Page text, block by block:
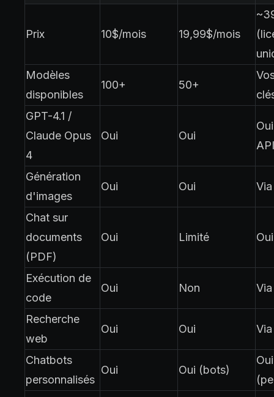
Prix 10$/mois 19,99$/mois
Modèles
disponibles
100+ 50+
GPT-4.1 /
Claude Opus
4
Oui Oui
Génération
d'images
Oui Oui
Chat sur
documents
(PDF)
Oui Limité Oui
Exécution de
code
Oui Non
Recherche
web
Oui Oui
Chatbots
personnalisés
Oui Oui (bots)
Oui